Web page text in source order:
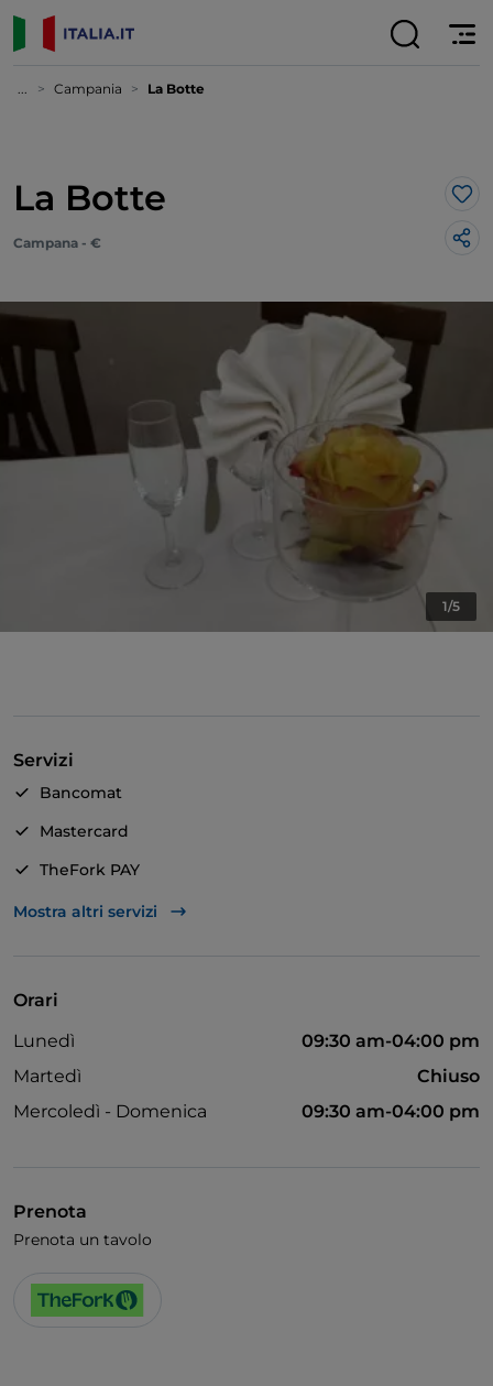
... Campania La Botte
La Botte
Campana - €
1/5
Servizi
Bancomat
Mastercard
TheFork PAY
Unionpay via TheFork PAY
Mostra altri servizi
Orari
Lunedì
09:30 am-04:00 pm
Martedì
Chiuso
Mercoledì - Domenica
09:30 am-04:00 pm
Prenota
Prenota un tavolo